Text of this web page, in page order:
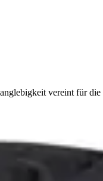
vereint für die